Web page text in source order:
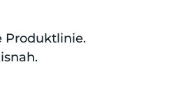
Produktlinie.